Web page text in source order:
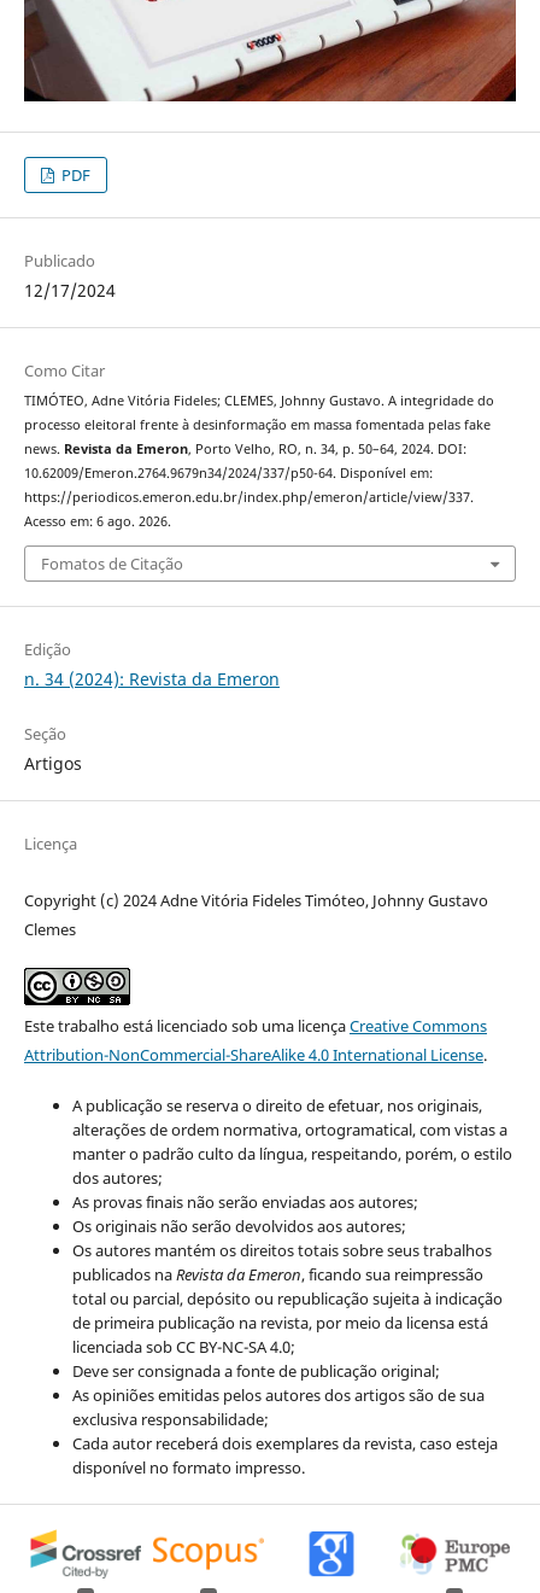
PDF
Publicado
12/17/2024
Como Citar
TIMÓTEO, Adne Vitória Fideles; CLEMES, Johnny Gustavo. A integridade do
processo eleitoral frente à desinformação em massa fomentada pelas fake
news. Revista da Emeron, Porto Velho, RO, n. 34, p. 50–64, 2024. DOI:
10.62009/Emeron.2764.9679n34/2024/337/p50-64. Disponível em:
https://periodicos.emeron.edu.br/index.php/emeron/article/view/337.
Acesso em: 6 ago. 2026.
Fomatos de Citação
Edição
n. 34 (2024): Revista da Emeron
Seção
Artigos
Licença
Copyright (c) 2024 Adne Vitória Fideles Timóteo, Johnny Gustavo
Clemes
Este trabalho está licenciado sob uma licençaCreative Commons
Attribution-NonCommercial-ShareAlike 4.0 International License.
A publicação se reserva o direito de efetuar, nos originais,
alterações de ordem normativa, ortogramatical, com vistas a
manter o padrão culto da língua, respeitando, porém, o estilo
dos autores;
As provas finais não serão enviadas aos autores;
Os originais não serão devolvidos aos autores;
Os autores mantém os direitos totais sobre seus trabalhos
publicados naRevista da Emeron, ficando sua reimpressão
total ou parcial, depósito ou republicação sujeita à indicação
de primeira publicação na revista, por meio da licensa está
licenciada sob CC BY-NC-SA 4.0;
Deve ser consignada a fonte de publicação original;
As opiniões emitidas pelos autores dos artigos são de sua
exclusiva responsabilidade;
Cada autor receberá dois exemplares da revista, caso esteja
disponível no formato impresso.